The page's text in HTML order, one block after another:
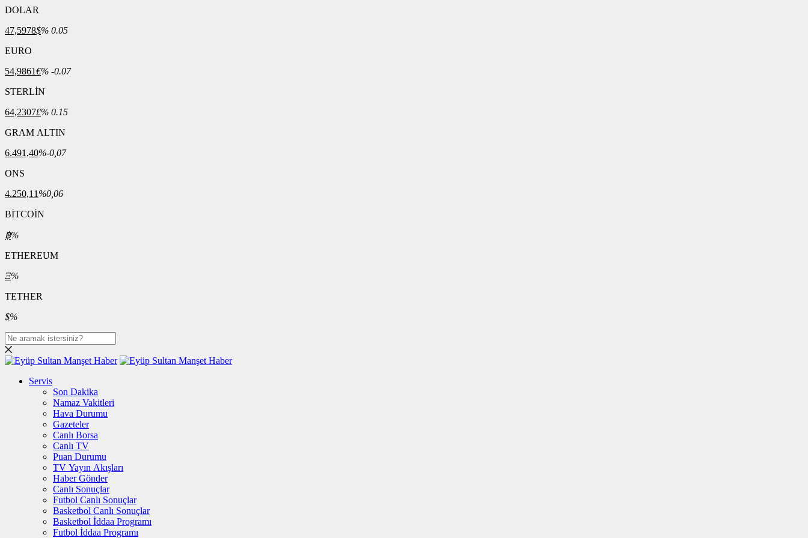
DOLAR
47,5978$% 0.05
EURO
54,9861€% -0.07
STERLİN
64,2307£% 0.15
GRAM ALTIN
6.491,40%-0,07
ONS
4.250,11 %0,06
BİTCOİN
฿%
ETHEREUM
Ξ%
TETHER
$%
Servis
Son Dakika
Namaz Vakitleri
Hava Durumu
Gazeteler
Canlı Borsa
Canlı TV
Puan Durumu
TV Yayın Akışları
Haber Gönder
Canlı Sonuçlar
Futbol Canlı Sonuçlar
Basketbol Canlı Sonuçlar
Basketbol İddaa Programı
Futbol İddaa Programı